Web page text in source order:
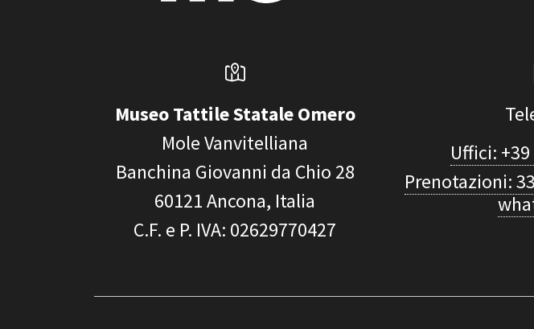
Museo Tattile Statale Omero
Mole Vanvitelliana
Banchina Giovanni da Chio 28
60121Ancona, Italia
C.F. e P. IVA: 02629770427
Uffici:
Prenotazioni: